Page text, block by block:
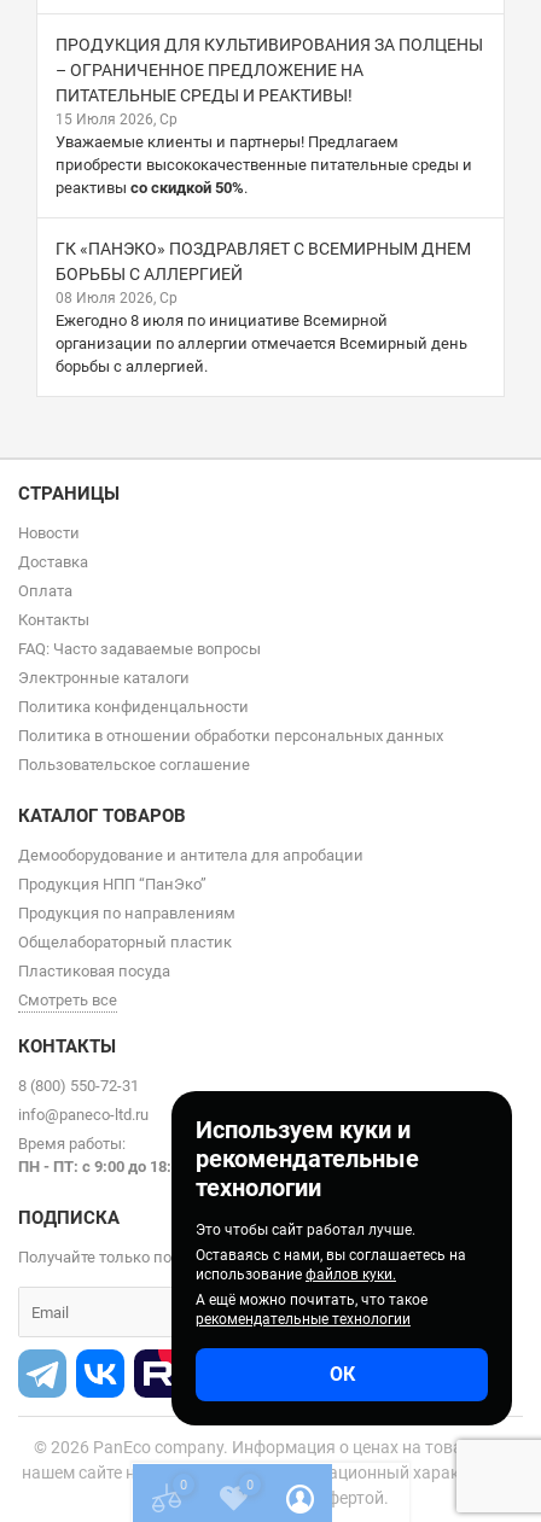
Используем куки и
рекомендательные
технологии
Это чтобы сайт работал лучше.
Оставаясь с нами, вы соглашаетесь на
использование файлов куки.
А ещё можно почитать, что такое
рекомендательные технологии
ОК
ПРОДУКЦИЯ ДЛЯ КУЛЬТИВИРОВАНИЯ ЗА ПОЛЦЕНЫ
– ОГРАНИЧЕННОЕ ПРЕДЛОЖЕНИЕ НА
ПИТАТЕЛЬНЫЕ СРЕДЫ И РЕАКТИВЫ!
15 Июля 2026, Ср
Уважаемые клиенты и партнеры! Предлагаем
приобрести высококачественные питательные среды и
реактивы со скидкой 50%.
ГК «ПАНЭКО» ПОЗДРАВЛЯЕТ С ВСЕМИРНЫМ ДНЕМ
БОРЬБЫ С АЛЛЕРГИЕЙ
08 Июля 2026, Ср
Ежегодно 8 июля по инициативе Всемирной
организации по аллергии отмечается Всемирный день
борьбы с аллергией.
СТРАНИЦЫ
Новости
Доставка
Оплата
Контакты
FAQ: Часто задаваемые вопросы
Электронные каталоги
Политика конфиденцальности
Политика в отношении обработки персональных данных
Пользовательское соглашение
КАТАЛОГ ТОВАРОВ
Демооборудование и антитела для апробации
Продукция НПП “ПанЭко”
Продукция по направлениям
Общелабораторный пластик
Пластиковая посуда
Смотреть все
КОНТАКТЫ
8 (800) 550-72-31
info@paneco-ltd.ru
Время работы:
ПН - ПТ: с 9:00 до 18:00
ПОДПИСКА
Получайте только полезные статьи!
© 2026 PanEco company. Информация о ценах на товары на
нашем сайте носит справочно-информационный характер и не
является публичной офертой.
0 0